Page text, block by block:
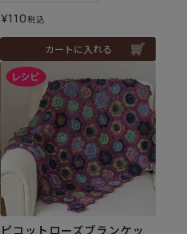
¥110税込
カートに入れる
ピコットローズブランケッ